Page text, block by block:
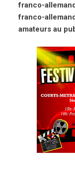
franco-
franco-
amateurs au